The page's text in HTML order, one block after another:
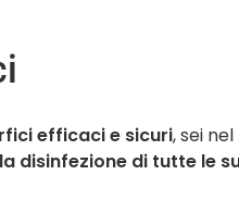
efficaci e sicuri, sei
disinfezione di tutte le